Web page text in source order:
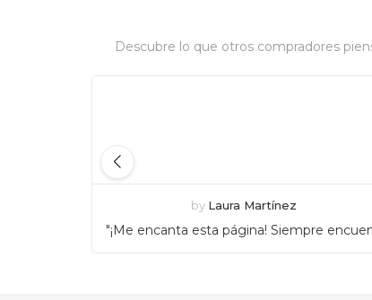
Descubre lo que otros compradores
by Laura Martínez
"¡Me encanta esta página! Siempre